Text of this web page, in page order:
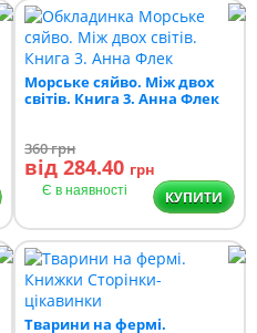
Морське сяйво. Між двох
світів. Книга 3. Анна Флек
360грн
від 284.40 грн
Є в наявності КУПИТИ
Тварини на фермі.